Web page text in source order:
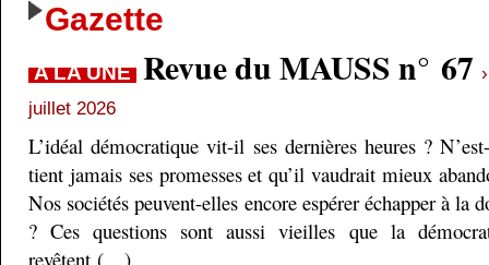
Gazette
A LA UNE Revue du MAUSS n° 67
juillet 2026
L’idéal démocratique vit-il ses dernières heures ?
tient jamais ses promesses et qu’il vaudrait mieux
Nos sociétés peuvent-elles encore espérer échapper à la
? Ces questions sont aussi vieilles que la
revêtent (…)